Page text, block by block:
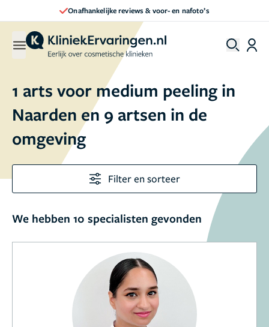
Onafhankelijke reviews & voor- en nafoto’s
1 arts voor medium peeling in
Naarden en 9 artsen in de
omgeving
Filter en sorteer
We hebben 10 specialisten gevonden